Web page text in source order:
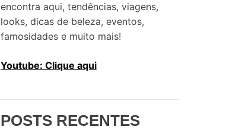
o
r
encontra aqui, tendências, viagens,
looks, dicas de beleza, eventos,
famosidades e muito mais!
Youtube: Clique aqui
POSTS RECENTES